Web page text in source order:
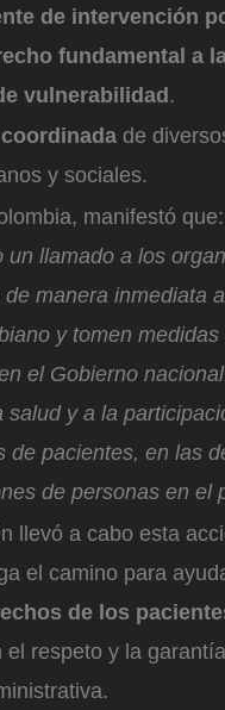
de intervención
fundamental a
vulnerabilidad.
de
y sociales.
manifestó que:
llamado a los
manera inmediata
y tomen
el Gobierno
y a la
de pacientes, en las
de personas en el
llevó a cabo esta
el camino para
de los
respeto y la